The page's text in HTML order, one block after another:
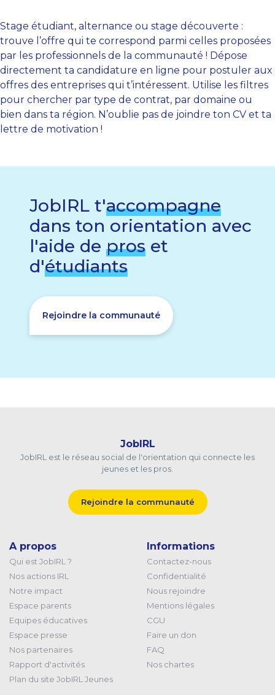
Stage étudiant, alternance ou stage découverte :
trouve l’offre qui te correspond parmi celles proposées
par les professionnels de la communauté ! Dépose
directement ta candidature en ligne pour postuler aux
offres des entreprises qui t’intéressent. Utilise les filtres
pour chercher par type de contrat, par domaine ou
bien dans ta région. N’oublie pas de joindre ton CV et ta
lettre de motivation !
JobIRL t'accompagne
dans ton orientation avec
l'aide de pros et
d'étudiants
Rejoindre la communauté
JobIRL
JobIRL est le réseau social de l'orientation qui connecte les
jeunes et les pros.
Rejoindre la communauté
A propos
Qui est JobIRL ?
Nos actions IRL
Notre impact
Espace parents
Equipes éducatives
Espace presse
Nos partenaires
Rapport d'activités
Plan du site JobIRL Jeunes
Informations
Contactez-nous
Confidentialité
Nous rejoindre
Mentions légales
CGU
Faire un don
FAQ
Nos chartes